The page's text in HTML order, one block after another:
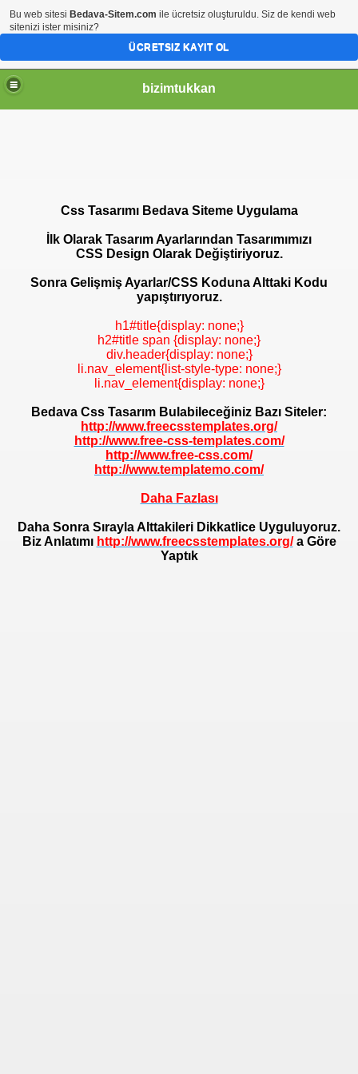
bizimtukkan
Css Tasarımı Bedava Siteme Uygulama
İlk Olarak Tasarım Ayarlarından Tasarımımızı
CSS Design Olarak Değiştiriyoruz.
Sonra Gelişmiş Ayarlar/CSS Koduna Alttaki Kodu
yapıştırıyoruz.
h1#title{display: none;}
h2#title span {display: none;}
div.header{display: none;}
li.nav_element{list-style-type: none;}
li.nav_element{display: none;}
Bedava Css Tasarım Bulabileceğiniz Bazı Siteler:
http://www.freecsstemplates.org/
http://www.free-css-templates.com/
http://www.free-css.com/
http://www.templatemo.com/
Daha Fazlası
Daha Sonra Sırayla Alttakileri Dikkatlice Uyguluyoruz.
Biz Anlatımı http://www.freecsstemplates.org/ a Göre
Yaptık
Bu web sitesi Bedava-Sitem.com ile ücretsiz oluşturuldu. Siz de kendi web
sitenizi ister misiniz?
ÜCRETSIZ KAYIT OL